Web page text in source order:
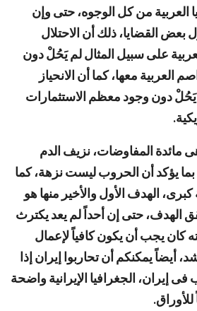
العربية من كل الوجوه، حتى وإن
القضايا، ذلك أن الاحتلال
على سبيل المثال لم يَحُلْ دون
العربية معها، كما أن الانحياز
يَحُلْ دون وجود معظم الاستثمارات
مائدة المفاوضات، نزيف الدم
بما يؤكد أن الحروب ليست نزهة، كما
كبرى، الهدف الأول والأخير منها هو
الهدف، حتى إن أحداً لم يعد يكترث
كان يجب أن يكون كافياً لإعمال
أيضاً يمكنكم أن تحاربوا إيران إذا
إيران، الجغرافيا الإيرانية واضحة